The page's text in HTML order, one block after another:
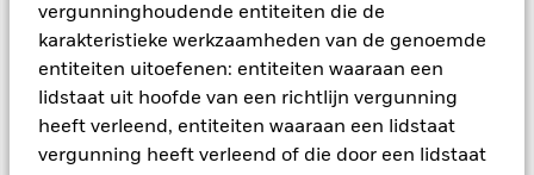
vergunninghoudende entiteiten die de
karakteristieke werkzaamheden van de genoemde
entiteiten uitoefenen: entiteiten waaraan een
lidstaat uit hoofde van een richtlijn vergunning
heeft verleend, entiteiten waaraan een lidstaat
vergunning heeft verleend of die door een lidstaat
er rekenschap van te geven dat vermogensgroei geen
prioriteit heeft dat waarden kunnen schommelen en dat het
inkomstenniveau van tijd tot tijd kan variëren en niet wordt
Alle aandelenklassen met valutahedging van dit fonds
gebruiken derivaten om valutarisico's af te dekken. Het
gebruik van derivaten voor een aandelenklasse kan een